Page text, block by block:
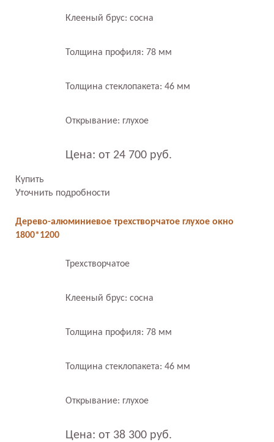
Клееный брус: сосна
Толщина профиля: 78 мм
Толщина стеклопакета: 46 мм
Открывание: глухое
Цена: от 24 700 руб.
Купить
Уточнить подробности
Дерево-алюминиевое трехстворчатое глухое окно
1800*1200
Трехстворчатое
Клееный брус: сосна
Толщина профиля: 78 мм
Толщина стеклопакета: 46 мм
Открывание: глухое
Цена: от 38 300 руб.